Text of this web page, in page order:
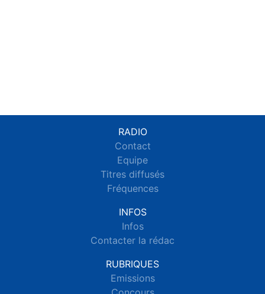
RADIO
Contact
Equipe
Titres diffusés
Fréquences
INFOS
Infos
Contacter la rédac
RUBRIQUES
Emissions